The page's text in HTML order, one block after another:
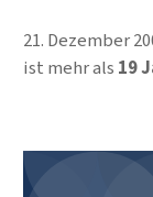
21. Dezember
ist mehr als 19